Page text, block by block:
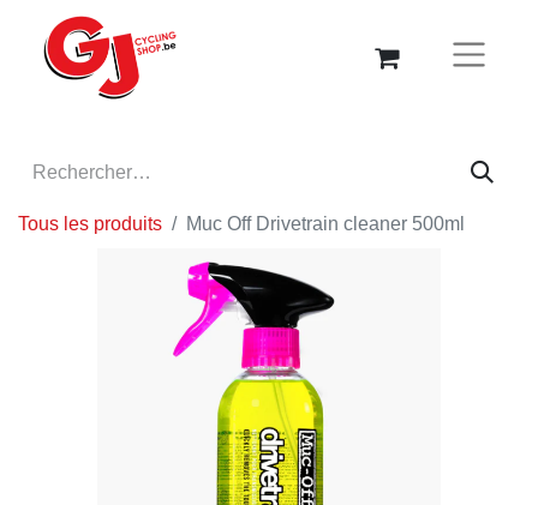
Tous les produits Muc Off Drivetrain cleaner 500ml